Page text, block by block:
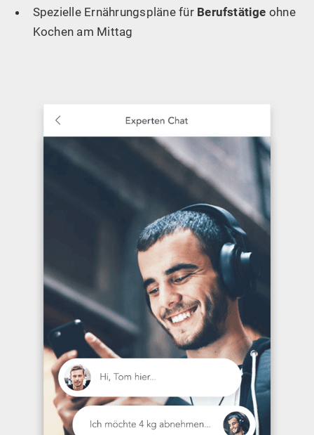
Spezielle Ernährungspläne für Berufstätige ohne
Kochen am Mittag